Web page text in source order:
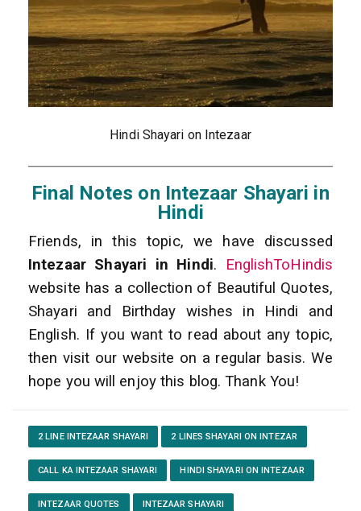
Hindi Shayari on Intezaar
Final Notes on Intezaar Shayari in
Hindi
Friends, in this topic, we have discussed
Intezaar Shayari in Hindi.
EnglishToHindis
website has a collection of Beautiful Quotes,
Shayari and Birthday wishes in Hindi and
English. If you want to read about any topic,
then visit our website on a regular basis. We
hope you will enjoy this blog. Thank You!
2 LINE INTEZAAR SHAYARI 2 LINES SHAYARI ON INTEZAR
CALL KA INTEZAAR SHAYARI HINDI SHAYARI ON INTEZAAR
INTEZAAR QUOTES INTEZAAR SHAYARI